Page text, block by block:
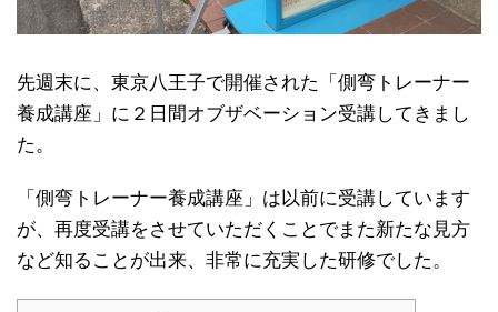
先週末に、東京八王子で開催された「側弯トレーナー
養成講座」に２日間オブザベーション受講してきまし
た。
「側弯トレーナー養成講座」は以前に受講しています
が、再度受講をさせていただくことでまた新たな見方
など知ることが出来、非常に充実した研修でした。